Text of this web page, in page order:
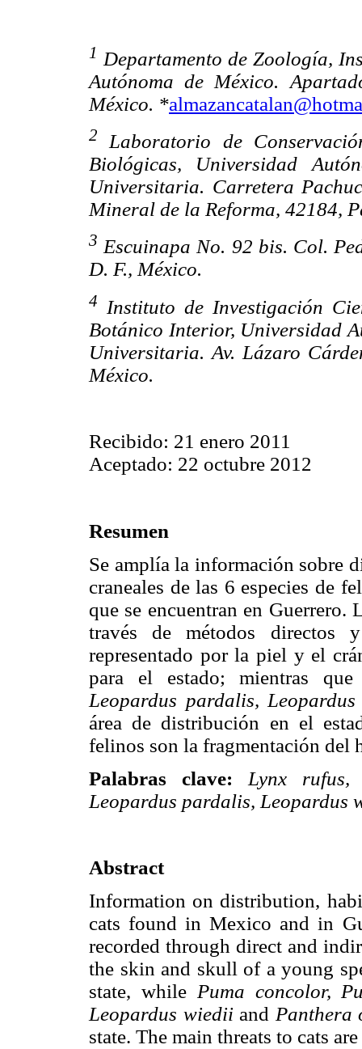
1 Departamento de Zoología,
Autónoma de México.
México. *
2
Laboratorio de
Biológicas, Universidad
Universitaria. Carretera
Mineral de la Reforma, 42184,
3 Escuinapa No. 92 bis. Col.
D. F., México.
4
Instituto de Investigación
Botánico Interior, Universidad
Universitaria. Av. Lázaro
México.
Recibido: 21 enero 2011
Aceptado: 22 octubre 2012
Resumen
Se amplía la información sobre
craneales de las 6 especies de
que se encuentran en Guerrero.
través de métodos directos
representado por la piel y el
para el estado; mientras
Leopardus pardalis,
área de distribución en el
felinos son la fragmentación del
Palabras clave:
Lynx rufus,
Leopardus pardalis, Leopardus
Abstract
Information on distribution,
cats found in Mexico and in
recorded through direct and
the skin and skull of a young
state, while Puma concolor,
Leopardus wiediiand Panthera
state. The main threats to cats